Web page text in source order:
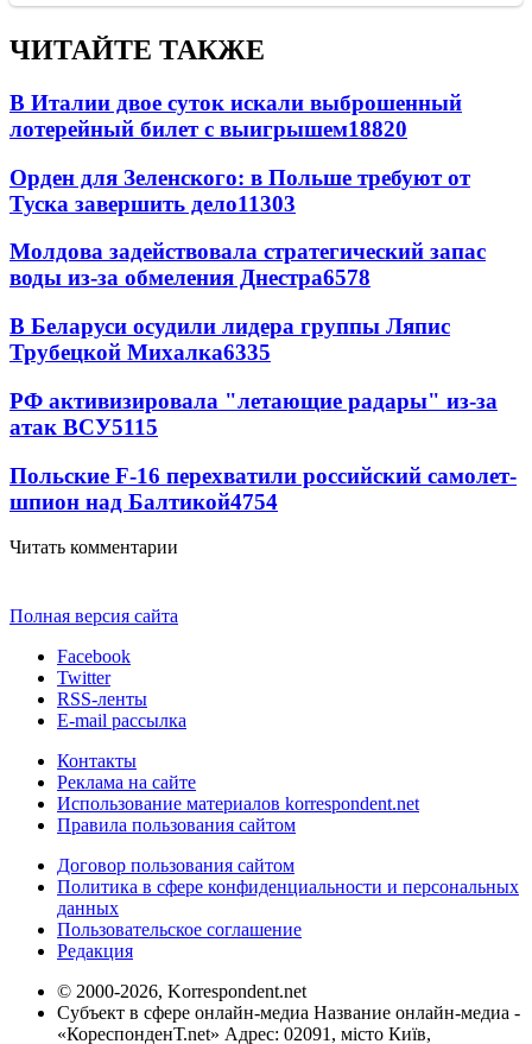
ЧИТАЙТЕ ТАКЖЕ
В Италии двое суток искали выброшенный
лотерейный билет с выигрышем18820
Орден для Зеленского: в Польше требуют от
Туска завершить дело11303
Молдова задействовала стратегический запас
воды из-за обмеления Днестра6578
В Беларуси осудили лидера группы Ляпис
Трубецкой Михалка6335
РФ активизировала "летающие радары" из-за
атак ВСУ5115
Польские F-16 перехватили российский самолет-
шпион над Балтикой4754
Читать комментарии
Полная версия сайта
Facebook
Twitter
RSS-ленты
E-mail рассылка
Контакты
Реклама на сайте
Использование материалов korrespondent.net
Правила пользования сайтом
Договор пользования сайтом
Политика в сфере конфиденциальности и персональных
данных
Пользовательское соглашение
Редакция
© 2000-2026, Korrespondent.net
Субъект в сфере онлайн-медиа Название онлайн-медиа -
«КореспонденТ.net» Адрес: 02091, місто Київ,